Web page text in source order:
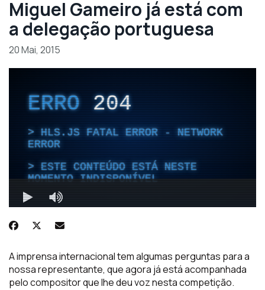
Miguel Gameiro já está com
a delegação portuguesa
20 Mai, 2015
A imprensa internacional tem algumas perguntas para a
nossa representante, que agora já está acompanhada
pelo compositor que lhe deu voz nesta competição.